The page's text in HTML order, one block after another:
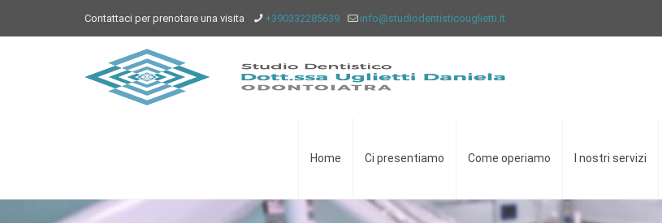
Contattaci per prenotare una visita +390332285639 info@studiodentisticouglietti.it
Home Ci presentiamo Come operiamo I nostri servizi